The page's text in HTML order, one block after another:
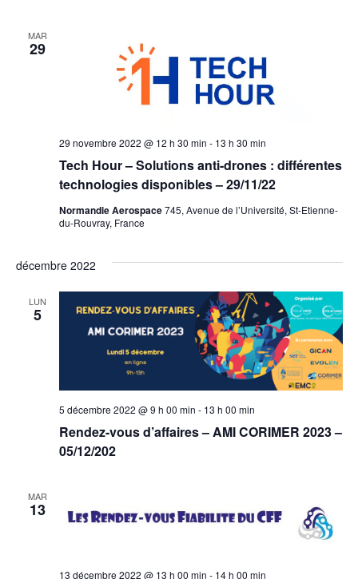
MAR
29
Tech Hour – Solutions anti-drones : différentes
technologies disponibles – 29/11/22
29 novembre 2022 @ 12 h 30 min - 13 h 30 min
Normandie Aerospace745, Avenue de l’Université, St-Etienne-
du-Rouvray, France
décembre 2022
LUN
5
Rendez-vous d’affaires – AMI CORIMER 2023 –
05/12/202
5 décembre 2022 @ 9 h 00 min - 13 h 00 min
MAR
13
13 décembre 2022 @ 13 h 00 min - 14 h 00 min